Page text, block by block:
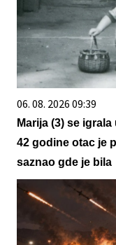
06. 08. 2026 09:39
Marija (3) se
42 godine otac je
saznao gde je bila